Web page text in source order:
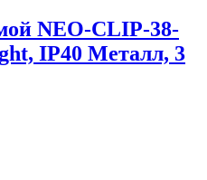
NEO-CLIP-38-
IP40 Металл, 3